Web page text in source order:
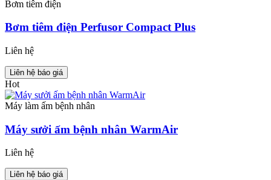
Bơm tiêm điện
Bơm tiêm điện Perfusor Compact Plus
Liên hệ
Liên hệ báo giá
Hot
Máy làm ấm bệnh nhân
Máy sưởi ấm bệnh nhân WarmAir
Liên hệ
Liên hệ báo giá